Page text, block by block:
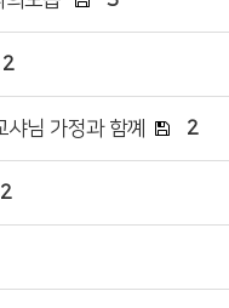
2
님 가정과 함꼐 2
2